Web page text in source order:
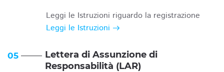
Leggi le Istruzioni riguardo la registrazione
Leggi le Istruzioni
05
Lettera di Assunzione di
Responsabilità (LAR)